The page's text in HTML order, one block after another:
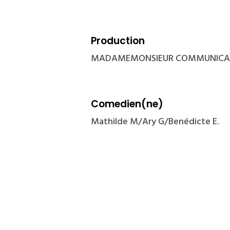
Production
MADAMEMONSIEUR
Comedien(ne)
Mathilde M/Ary G/Benédicte E.